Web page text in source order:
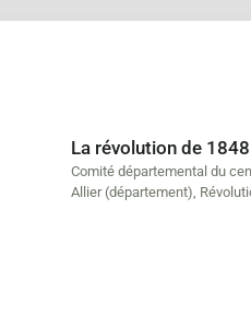
La révolution de
Comité départemental du
Allier (département),